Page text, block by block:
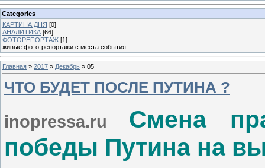
Categories
КАРТИНА ДНЯ [0]
АНАЛИТИКА [66]
ФОТОРЕПОРТАЖ [1]
живые фото-репортажи с места события
Главная » 2017 » Декабрь » 05
ЧТО БУДЕТ ПОСЛЕ ПУТИНА ?
inopressa.ru
Смена
победы Путина на